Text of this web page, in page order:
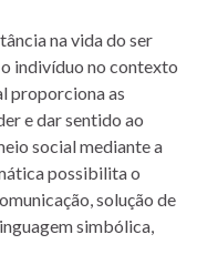
na vida do ser
indivíduo no contexto
proporciona as
e dar sentido ao
social mediante a
possibilita o
solução de
simbólica,